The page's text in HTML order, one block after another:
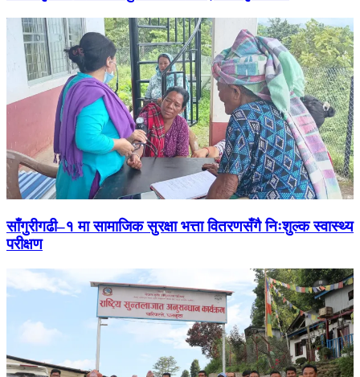
साँगुरीगढी–१ मा सामाजिक सुरक्षा भत्ता वितरणसँगै निःशुल्क स्वास्थ्य
परीक्षण